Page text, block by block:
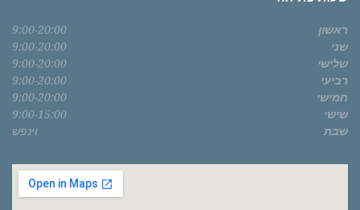
ראשון
9:00-20:00
שני
9:00-20:00
שלישי
9:00-20:00
רביעי
9:00-20:00
חמישי
9:00-20:00
שישי
9:00-15:00
שבת
וינפש